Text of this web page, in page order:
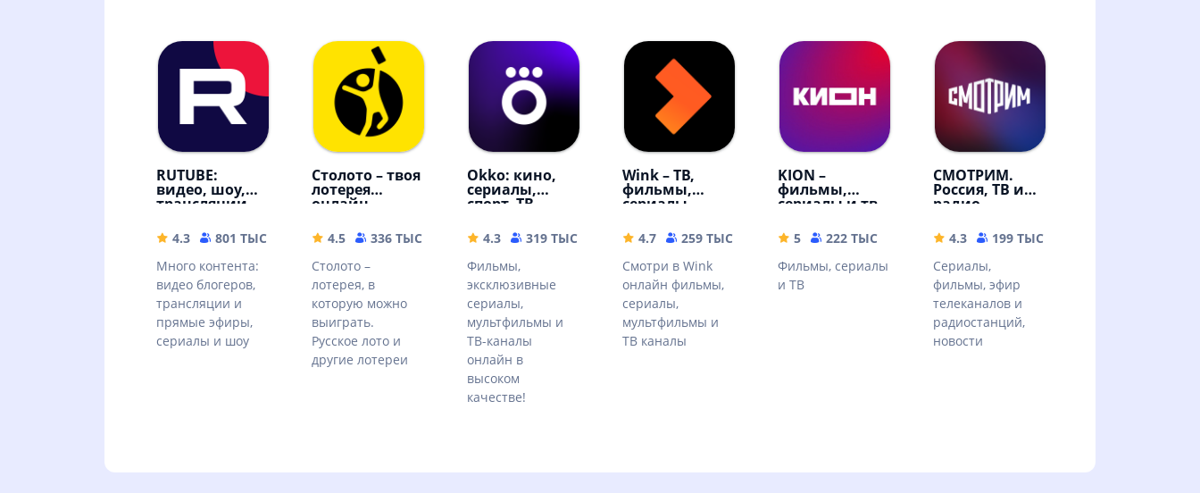
RUTUBE:
видео, шоу,
трансляции
4.3 801 ТЫС
42.88 MB
Много контента:
видео блогеров,
трансляции и
прямые эфиры,
сериалы и шоу
Столото – твоя
лотерея
онлайн
4.5 336 ТЫС
77.21 MB
Столото –
лотерея, в
которую можно
выиграть.
Русское лото и
другие лотереи
Okko: кино,
сериалы,
спорт, ТВ
4.3 319 ТЫС
49.9 MB
Фильмы,
эксклюзивные
сериалы,
мультфильмы и
ТВ-каналы
онлайн в
высоком
качестве!
Wink – ТВ,
фильмы,
сериалы
4.7 259 ТЫС
59.68 MB
Смотри в Wink
онлайн фильмы,
сериалы,
мультфильмы и
ТВ каналы
KION –
фильмы,
сериалы и тв
5 222 ТЫС
108.87 MB
Фильмы, сериалы
и ТВ
СМОТРИМ.
Россия, ТВ и
радио
4.3 199 ТЫС
Сериалы,
фильмы, эфир
телеканалов и
радиостанций,
новости